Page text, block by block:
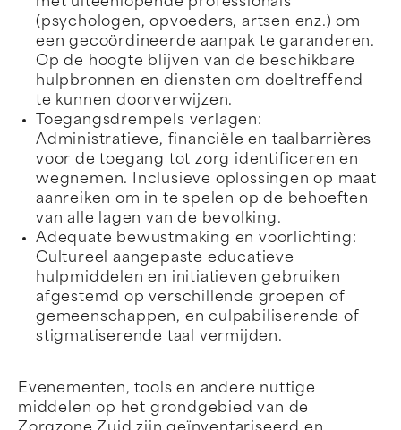
met uiteenlopende professionals
(psychologen, opvoeders, artsen enz.) om
een gecoördineerde aanpak te garanderen.
Op de hoogte blijven van de beschikbare
hulpbronnen en diensten om doeltreffend
te kunnen doorverwijzen.
Toegangsdrempels verlagen:
Administratieve, financiële en taalbarrières
voor de toegang tot zorg identificeren en
wegnemen. Inclusieve oplossingen op maat
aanreiken om in te spelen op de behoeften
van alle lagen van de bevolking.
Adequate bewustmaking en voorlichting:
Cultureel aangepaste educatieve
hulpmiddelen en initiatieven gebruiken
afgestemd op verschillende groepen of
gemeenschappen, en culpabiliserende of
stigmatiserende taal vermijden.
Evenementen, tools en andere nuttige
middelen op het grondgebied van de